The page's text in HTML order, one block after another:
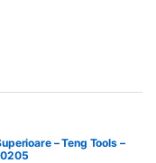
– Teng Tools –